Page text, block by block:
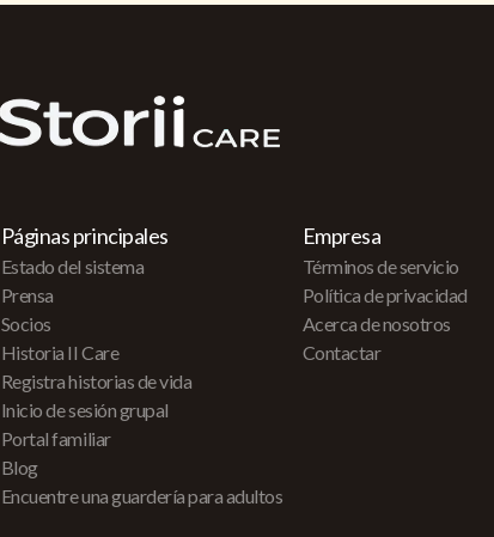
Páginas principales
Estado del sistema
Prensa
Socios
Historia II Care
Registra historias de vida
Inicio de sesión grupal
Portal familiar
Blog
Encuentre una guardería para adultos
Empresa
Términos de servicio
Política de privacidad
Acerca de nosotros
Contactar